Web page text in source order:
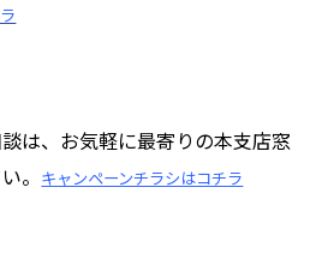
は、お気軽に最寄りの本支店窓
。 キャンペーンチラシはコチラ